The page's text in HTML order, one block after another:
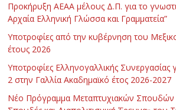
Προκήρυξη ΑΕΑΑ μέλους Δ.Π. για το
Αρχαία Ελληνική Γλώσσα και Γραμματεία”
Υποτροφίες από την κυβέρνηση του
έτους 2026
Υποτροφίες Ελληνογαλλικής
2 στην Γαλλία Ακαδημαϊκό έτος 2026-2027
Νέο Πρόγραμμα Μεταπτυχιακών Σπουδών